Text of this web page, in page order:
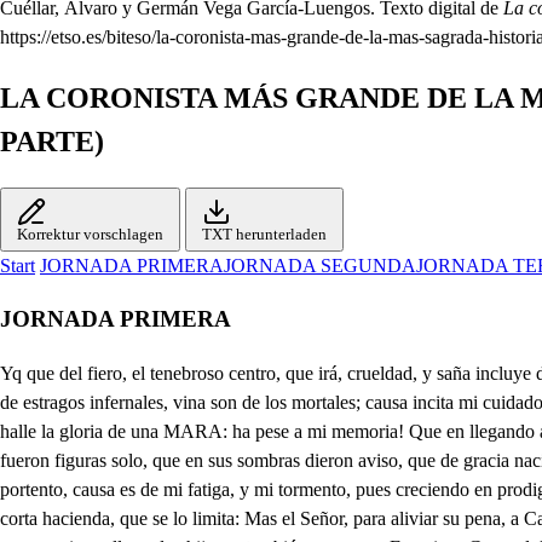
Cuéllar, Álvaro y Germán Vega García-Luengos. Texto digital de La
https://etso.es/biteso/la-coronista-mas-grande-de-la-mas-sagrada-
LA CORONISTA MÁS GRANDE DE LA
PARTE)
Korrektur vorschlagen TXT herunterladen
Start JORNADA PRIMERAJORNADA SEGUNDAJORNADA
JORNADA PRIMERA
Yq que del fiero, el tenebroso centro, que irá, crueldad, y saña incluye dentro, donde vive lo infiel, injusto, impío, que es confuso Babel, e Imperio mío, salgo a turbar la tierra, publiquen mis rencores nueva guerra de estragos infernales, vina son de los mortales; causa incita mi cuidado, e cuantas hasta hoy me han fatigado, pues aunque de una Ester la edad renueve, una Rachel la admiración me lleve, de una Judich valiente halle la gloria de una MARA: ha pese a mi memoria! Que en llegando a MARÍA, Vívora hollada es el ansia mía, que en sí misma se ceba, y sin morir la angustia me renueva, puesto que Ester, Rachel, y Judich fueron figuras solo, que en sus sombras dieron aviso, que de gracia nació el día, en la Aurora Sagrada de MARÍA, para que al oponerme a su pureza, ponga su planta sobre mi cabeza; otra María, de Agreda portento, causa es de mi fatiga, y mi tormento, pues creciendo en prodigios, y virtudes, a sus padres les pide las quietudes de estado Religioso, y ellos, al ver su celo fervoroso, lo desean, si bien lo imposiblita, su corta hacienda, que se lo limita: Mas el Señor, para aliviar su pena, a Catalina Arana, amante ordena, que la casa, que lo es de su morada, Casa de Religión sea Sagrada de Monjas de Francisco, y Consagradas sean en su aprisco ella, y dos hijas, y también su esposo Francisco Coronel, logre dichoso, con dos hijos varones, del Sayal de Francisco perfecciones, y dando a tal mándato cumplimiento, su propia casa se erigió en Convento: En él (para causarme más desvelo) Catalina de Arana tomó el Velo, nmortal ru yor sus hijas, Geronima Monjas entran tamb , )y bien, y por su guía las Fundadoras de Madrid trajeron, siendo las que a tal cargo se eligieron del Convento, que Caballero en Gracia nombran allí, y pudo su eficacia tanto, que en solo un año está perfecto su Reglar Instituto Recoleto hoy que se cumple, (oh pese al ansia mía!) su Profesión celebra Sor María, ese Pasmo, ese Asombro, ese Portento de virtudes, que causa mi tormento. No solo aquesto mi congoja obliga, pues para dar más fuerza a mi fatiga, Francisco Coronel de humilde Lego el Hábito tomó, siguiendo luego sus dos hijos su ejemplo; de suerte, que en el ansia que contemplo, la maravilla espanta de. una Familia la elección tan santa: Madre, y dos hijas, entran Religiosas, Padre, y dos hijos, (oh ansias rigurosas!) de Nalda en San Antonio, Recoletos imitan a Francisco en los afectos, cuya virtud, constancia, y justo celo, cuantas Almas me, usurpa añade al Cielo; Ya Profesó, y sale ya la gente de la Iglesia, empiece diligente a combatir su fe, celo, y paciencia, pues para todo, Dios me da licencia. María, pio o Pues la dicha nos dispensa el salir a un mismo tiempo, paciene ne da sicencia. será hacerla más propicia logrando el iros sirviendo. Esa en mí es obligación. Yo por mía la contemplo; su hermosura es de mi vida . la esperanza, y el aliento. En todos será el serviros el colmo de sus deseos: Hy divina Doña Glara, qué feliz es mi afecto. Señora, aquí está Medel. Solo su fineza aprecio. Yo, señor Corregidor, por mí, y mi hija agradezco el favor con que me honráis vos, y aquestos Caballeros; más siendo cerca mi casa, como amante, y padre, debo acompañar a mi hija; y así, que os quedéis os ruego. Y yo de vuestra atención la cortesanía aprecio: O